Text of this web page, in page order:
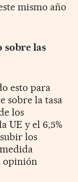
mismo año
sobre las
esto para
sobre la tasa
los
UE y el 6,5%
los
opinión